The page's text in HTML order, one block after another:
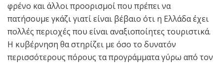
φρένο και άλλοι προορισμοί που πρέπει να
πατήσουμε γκάζι γιατί είναι βέβαιο ότι η Ελλάδα έχει
πολλές περιοχές που είναι αναξιοποίητες τουριστικά.
Η κυβέρνηση θα στηρίζει με όσο το δυνατόν
περισσότερους πόρους τα προγράμματα γύρω από τον